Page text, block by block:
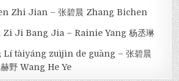
Zhi Jian – 张碧晨 Zhang Bichen
Zi Ji Bang Jia – Rainie Yang 杨丞琳
Lí tàiyáng zuìjìn de guāng – 张碧晨
野 Wang He Ye